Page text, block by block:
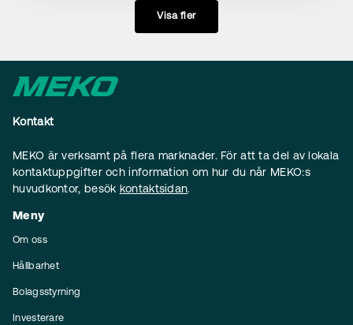
Visa fler
Kontakt
MEKO är verksamt på flera marknader. För att ta del av lokala
kontaktuppgifter och information om hur du når MEKO:s
huvudkontor, besök kontaktsidan.
Meny
Om oss
Hållbarhet
Bolagsstyrning
Investerare